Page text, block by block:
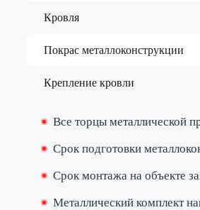
Кровля
Покрас металлоконструкции
Крепление кровли
Все торцы металлической
Срок подготовки
Срок монтажа на объекте
Металлический комплект